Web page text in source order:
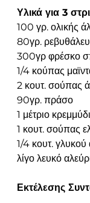
Υλικά για 3
100 γρ. ολικής
80γρ.
300γρ φρέσκο
1/4 κούπας
2 κουτ. σούπας
90γρ. πράσο
1 μέτριο κρεμμύδι
1 κουτ. σούπας
1/4 κουτ. γλυκού
λίγο λευκό
Εκτέλεσης